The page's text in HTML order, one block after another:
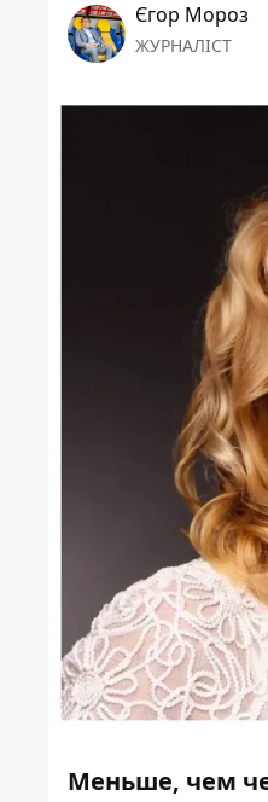
Єгор Мороз
ЖУРНАЛІСТ
Меньше, чем